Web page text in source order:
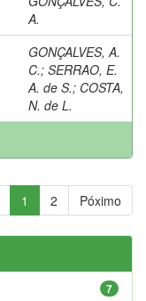
A.
GONÇALVES, A.
C.; SERRAO, E.
A. de S.; COSTA,
N. de L.
1 2 Póximo
7